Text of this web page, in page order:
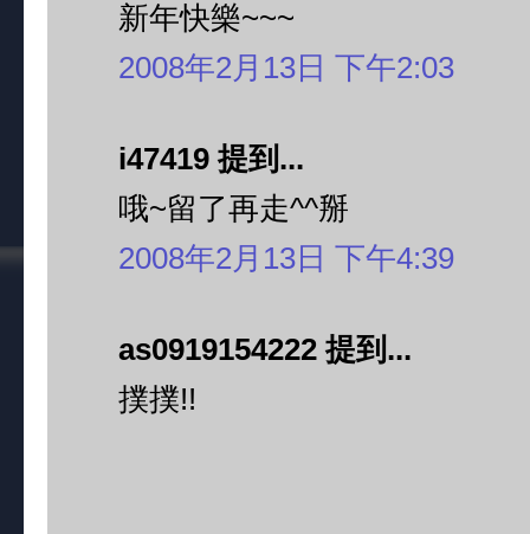
新年快樂~~~
2008年2月13日 下午2:03
i47419 提到...
哦~留了再走^^掰
2008年2月13日 下午4:39
as0919154222 提到...
撲撲!!